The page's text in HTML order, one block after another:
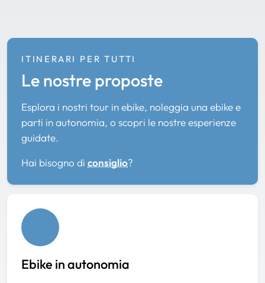
ITINERARI PER TUTTI
Le nostre proposte
Esplora i nostri tour in ebike, noleggia una ebike e
parti in autonomia, o scopri le nostre esperienze
guidate.
Hai bisogno di consiglio?
Ebike in autonomia